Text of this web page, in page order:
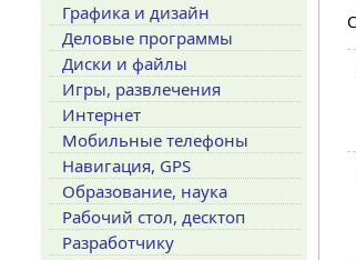
Графика и дизайн
Деловые программы
Диски и файлы
Игры, развлечения
Интернет
Мобильные телефоны
Навигация, GPS
Образование, наука
Рабочий стол, десктоп
Разработчику